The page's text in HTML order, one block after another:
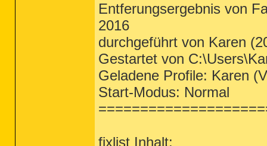
Entferungsergebnis von
2016
durchgeführt von Karen
Gestartet von
Geladene Profile: Karen
Start-Modus: Normal
fixlist Inhalt: